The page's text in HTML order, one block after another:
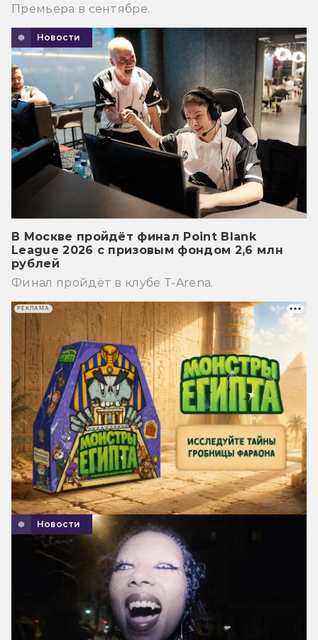
Премьера в сентябре.
Новости
В Москве пройдёт финал Point Blank
League 2026 с призовым фондом 2,6 млн
рублей
Финал пройдёт в клубе T-Arena.
Новости
РЕКЛАМА